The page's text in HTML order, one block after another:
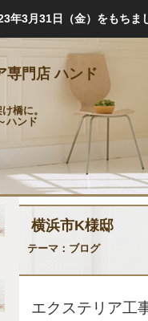
年3月31日（金）をもちま
専門店 ハンド
橋に。
ハンド
横浜市K様邸
テーマ： ブログ
エクステリア工